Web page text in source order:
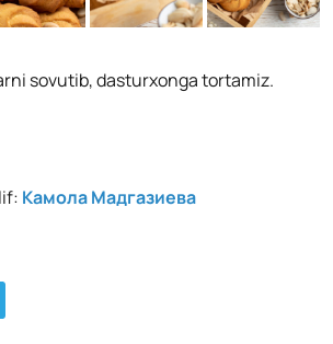
sovutib, dasturxonga tortamiz.
Камола Мадгазиева